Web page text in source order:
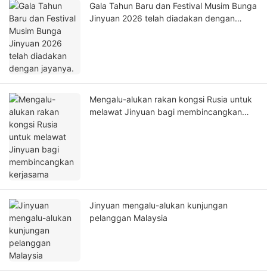
Gala Tahun Baru dan Festival Musim Bunga
Jinyuan 2026 telah diadakan dengan
Mengalu-alukan rakan kongsi Rusia untuk
melawat Jinyuan bagi membincangkan
Jinyuan mengalu-alukan kunjungan
pelanggan Malaysia